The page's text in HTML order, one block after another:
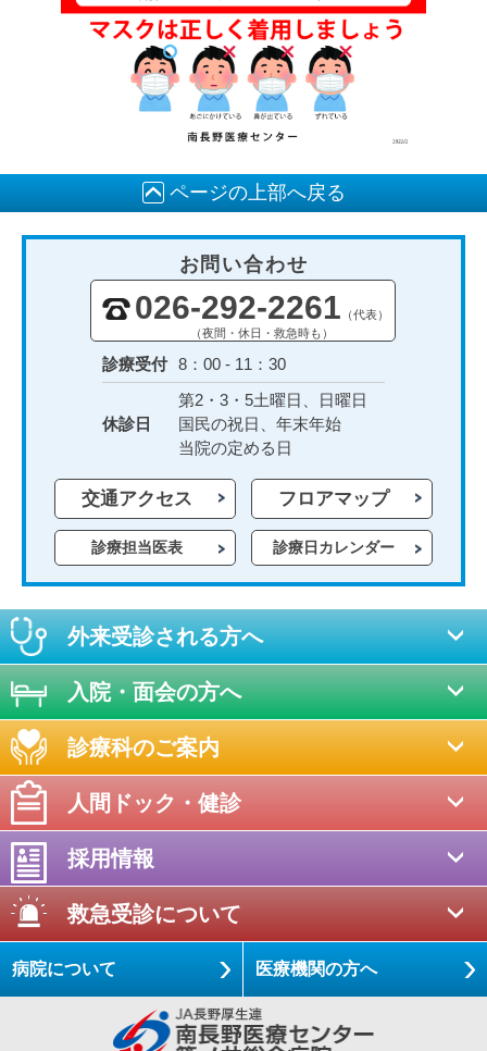
ページの上部へ戻る
お問い合わせ
026-292-2261
（代表）
（夜間・休日・救急時も）
診療受付 8：00 - 11：30
休診日
第2・3・5土曜日、日曜日
国民の祝日、年末年始
当院の定める日
交通アクセス フロアマップ
診療担当医表 診療日カレンダー
外来受診される方へ
入院・面会の方へ
診療科のご案内
人間ドック・健診
採用情報
救急受診について
病院について 医療機関の方へ